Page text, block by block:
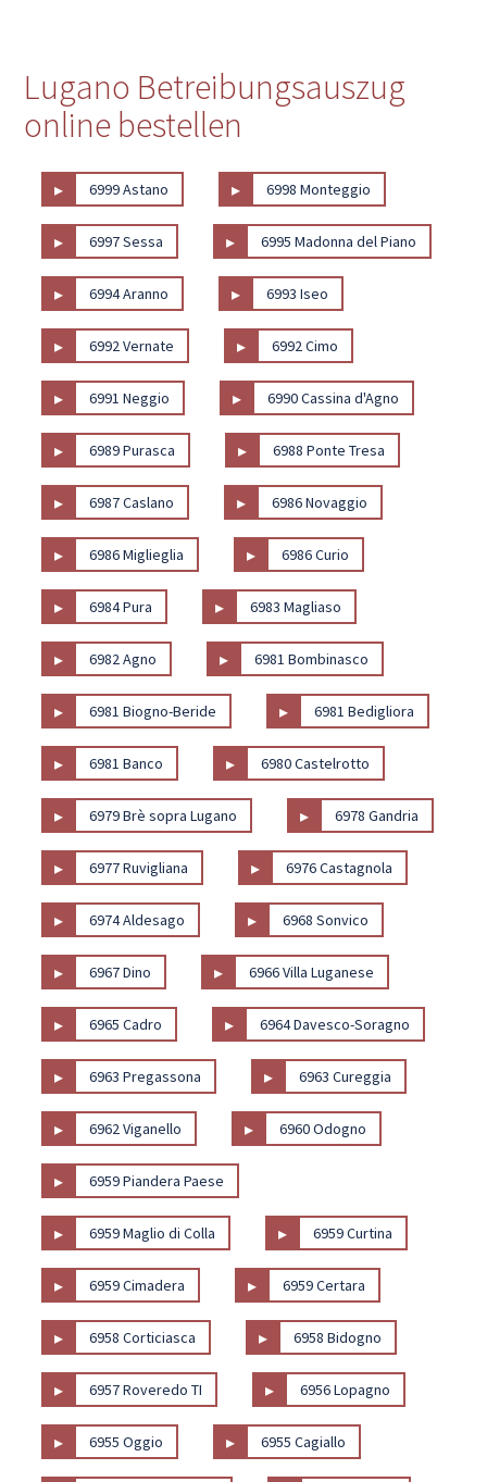
Lugano Betreibungsauszug
online bestellen
▸ 6999 Astano ▸ 6998 Monteggio
▸ 6997 Sessa ▸ 6995 Madonna del Piano
▸ 6994 Aranno ▸ 6993 Iseo
▸ 6992 Vernate ▸ 6992 Cimo
▸ 6991 Neggio ▸ 6990 Cassina d'Agno
▸ 6989 Purasca ▸ 6988 Ponte Tresa
▸ 6987 Caslano ▸ 6986 Novaggio
▸ 6986 Miglieglia ▸ 6986 Curio
▸ 6984 Pura ▸ 6983 Magliaso
▸ 6982 Agno ▸ 6981 Bombinasco
▸ 6981 Biogno-Beride ▸ 6981 Bedigliora
▸ 6981 Banco ▸ 6980 Castelrotto
▸ 6979 Brè sopra Lugano ▸ 6978 Gandria
▸ 6977 Ruvigliana ▸ 6976 Castagnola
▸ 6974 Aldesago ▸ 6968 Sonvico
▸ 6967 Dino ▸ 6966 Villa Luganese
▸ 6965 Cadro ▸ 6964 Davesco-Soragno
▸ 6963 Pregassona ▸ 6963 Cureggia
▸ 6962 Viganello ▸ 6960 Odogno
▸ 6959 Piandera Paese
▸ 6959 Maglio di Colla ▸ 6959 Curtina
▸ 6959 Cimadera ▸ 6959 Certara
▸ 6958 Corticiasca ▸ 6958 Bidogno
▸ 6957 Roveredo TI ▸ 6956 Lopagno
▸ 6955 Oggio ▸ 6955 Cagiallo